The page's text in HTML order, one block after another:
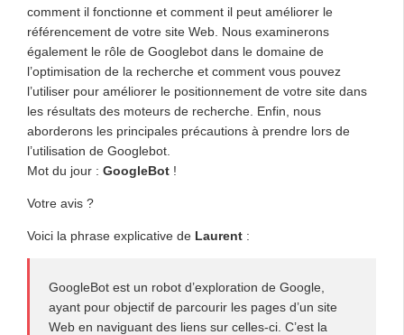
comment il fonctionne et comment il peut améliorer le
référencement de votre site Web. Nous examinerons
également le rôle de Googlebot dans le domaine de
l’optimisation de la recherche et comment vous pouvez
l’utiliser pour améliorer le positionnement de votre site dans
les résultats des moteurs de recherche. Enfin, nous
aborderons les principales précautions à prendre lors de
l’utilisation de Googlebot.
Mot du jour : GoogleBot !
Votre avis ?
Voici la phrase explicative de Laurent :
GoogleBot est un robot d’exploration de Google,
ayant pour objectif de parcourir les pages d’un site
Web en naviguant des liens sur celles-ci. C’est la